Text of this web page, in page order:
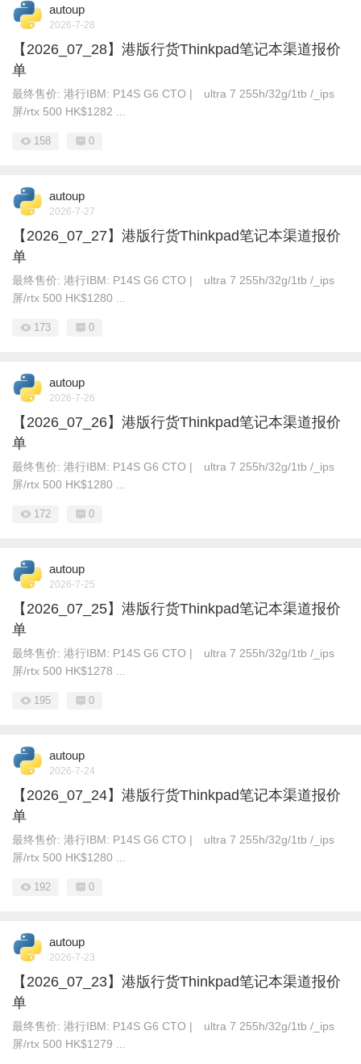
autoup
2026-7-28
【2026_07_28】港版行货Thinkpad笔记本渠道报价
单
最终售价: 港行IBM: P14S G6 CTO | ultra 7 255h/32g/1tb /_ips
屏/rtx 500 HK$1282 ...
158 0
autoup
2026-7-27
【2026_07_27】港版行货Thinkpad笔记本渠道报价
单
最终售价: 港行IBM: P14S G6 CTO | ultra 7 255h/32g/1tb /_ips
屏/rtx 500 HK$1280 ...
173 0
autoup
2026-7-26
【2026_07_26】港版行货Thinkpad笔记本渠道报价
单
最终售价: 港行IBM: P14S G6 CTO | ultra 7 255h/32g/1tb /_ips
屏/rtx 500 HK$1280 ...
172 0
autoup
2026-7-25
【2026_07_25】港版行货Thinkpad笔记本渠道报价
单
最终售价: 港行IBM: P14S G6 CTO | ultra 7 255h/32g/1tb /_ips
屏/rtx 500 HK$1278 ...
195 0
autoup
2026-7-24
【2026_07_24】港版行货Thinkpad笔记本渠道报价
单
最终售价: 港行IBM: P14S G6 CTO | ultra 7 255h/32g/1tb /_ips
屏/rtx 500 HK$1280 ...
192 0
autoup
2026-7-23
【2026_07_23】港版行货Thinkpad笔记本渠道报价
单
最终售价: 港行IBM: P14S G6 CTO | ultra 7 255h/32g/1tb /_ips
屏/rtx 500 HK$1279 ...